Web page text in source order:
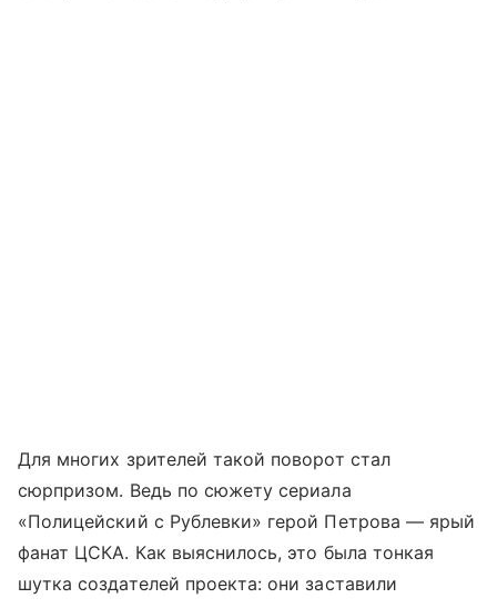
Для многих зрителей такой поворот стал
сюрпризом. Ведь по сюжету сериала
«Полицейский с Рублевки» герой Петрова — ярый
фанат ЦСКА. Как выяснилось, это была тонкая
шутка создателей проекта: они заставили